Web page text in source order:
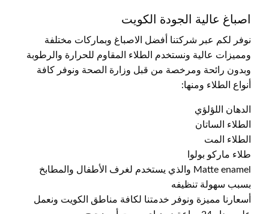
اصباغ عالية الجودة الكويت
نوفر لكم عبر شركتنا أفضل الاصباغ وبماركات مختلفة
ومميزات عالية ونستخدم الطلاء المقاوم للحرارة والرطوبة
وبدون رائحة ومرخصة من قبل وزارة الصحة ونوفر كافة
أنواع الطلاء ومنها:
الدهان اللؤلؤي
الطلاء الساتان
الطلاء المت
طلاء ماركو بولوا
Matte enamel والذي يستخدم لغرف الأطفال والمطابخ
بسبب سهولة تنظيفه
أسعارنا مميزة ونوفر خدمتنا لكافة مناطق الكويت ونعمل